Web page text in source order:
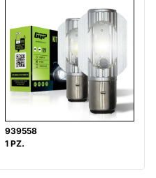
939558
1 PZ.